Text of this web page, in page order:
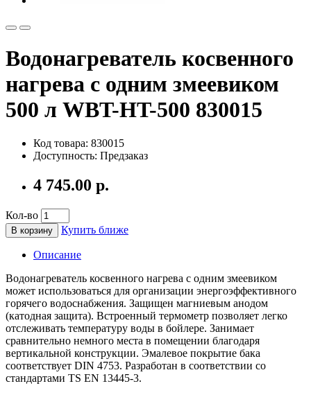
Водонагреватель косвенного
нагрева с одним змеевиком
500 л WBT-HT-500 830015
Код товара: 830015
Доступность: Предзаказ
4 745.00 р.
Кол-во
В корзину Купить ближе
Описание
Водонагреватель косвенного нагрева с одним змеевиком
может использоваться для организации энергоэффективного
горячего водоснабжения. Защищен магниевым анодом
(катодная защита). Встроенный термометр позволяет легко
отслеживать температуру воды в бойлере. Занимает
сравнительно немного места в помещении благодаря
вертикальной конструкции. Эмалевое покрытие бака
соответствует DIN 4753. Разработан в соответствии со
стандартами TS EN 13445-3.